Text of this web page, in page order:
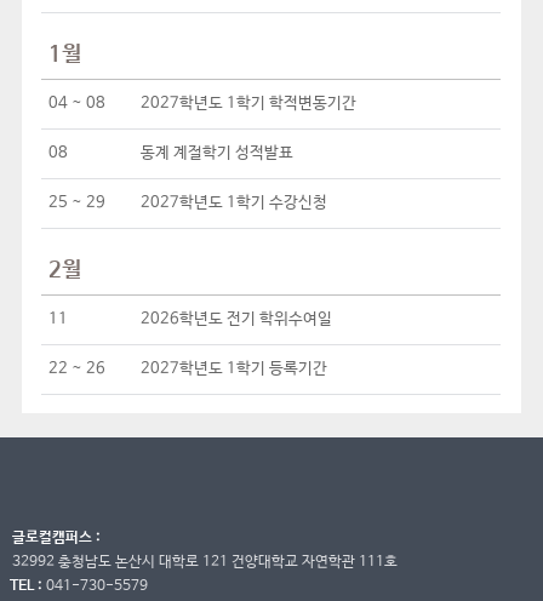
1월
04 ~ 08 2027학년도 1학기 학적변동기간
08 동계 계절학기 성적발표
25 ~ 29 2027학년도 1학기 수강신청
2월
11 2026학년도 전기 학위수여일
22 ~ 26 2027학년도 1학기 등록기간
글로컬캠퍼스 :
32992 충청남도 논산시 대학로 121 건양대학교 자연학관 111호
TEL : 041-730-5579